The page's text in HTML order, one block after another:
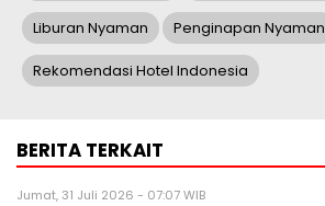
Liburan Nyaman Penginapan Nyaman
Rekomendasi Hotel Indonesia
BERITA TERKAIT
Jumat, 31 Juli 2026 - 07:07 WIB